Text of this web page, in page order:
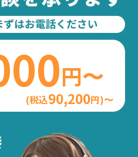
円〜
(税込90,200円)〜